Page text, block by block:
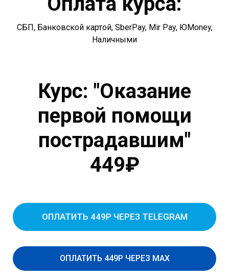
СБП, Банковской картой, SberPay, Mir Pay, ЮMoney,
Наличными
Курс: "Оказание
первой помощи
пострадавшим"
449₽
ОПЛАТИТЬ 449Р ЧЕРЕЗ TELEGRAM
ОПЛАТИТЬ 449Р ЧЕРЕЗ MAX